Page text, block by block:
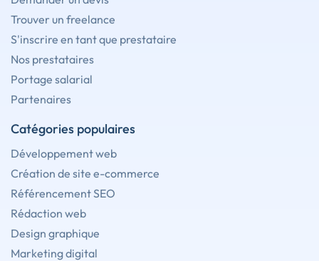
Trouver un freelance
S'inscrire en tant que prestataire
Nos prestataires
Portage salarial
Partenaires
Catégories populaires
Développement web
Création de site e-commerce
Référencement SEO
Rédaction web
Design graphique
Marketing digital